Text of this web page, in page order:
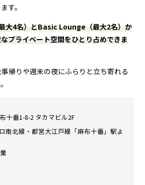
す。
4名）とBasic Lounge（最大2名）か
プライベート空間をひとり占めできま
帰りや週末の夜にふらりと立ち寄れる
十番1-8-2 タカマビル2F
南北線・都営大江戸線「麻布十番」駅よ